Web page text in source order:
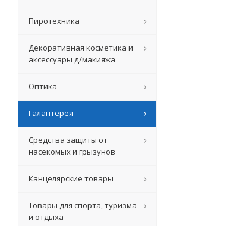
Пиротехника
Декоративная косметика и
аксессуары д/макияжа
Оптика
Галантерея
Средства защиты от
насекомых и грызунов
Канцелярские товары
Товары для спорта, туризма
и отдыха